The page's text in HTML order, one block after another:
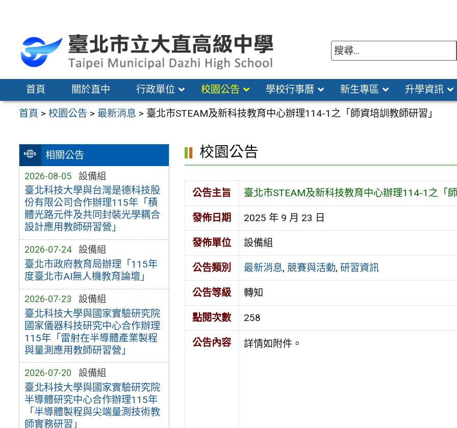
區
首頁 關於直中 行政單位 校園公告 學校行事曆 新生專區 升學資訊
首頁 >校園公告 > 最新消息 > 臺北市STEAM及新科技教育中心辦理114-1之「師資培訓教師研習」
相關公告
2026-08-05 設備組
臺北科技大學與台灣是德科技股
份有限公司合作辦理115年「積
體光路元件及共同封裝光學耦合
設計應用教師研習營」
2026-07-24 設備組
臺北市政府教育局辦理「115年
度臺北市AI無人機教育論壇」
2026-07-23 設備組
臺北科技大學與國家實驗研究院
國家儀器科技研究中心合作辦理
115年「雷射在半導體產業製程
與量測應用教師研習營」
2026-07-20 設備組
臺北科技大學與國家實驗研究院
半導體研究中心合作辦理115年
「半導體製程與尖端量測技術教
師實務研習」
校園公告
公告主旨 臺北市STEAM及新科技教育中心辦理114-1之「
發佈日期 2025 年 9 月 23 日
發佈單位 設備組
公告類別 最新消息, 競賽與活動, 研習資訊
公告等級 轉知
點閱次數 258
公告內容 詳情如附件。